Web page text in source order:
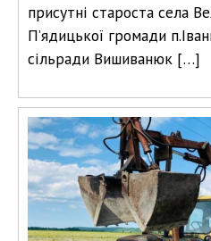
присутні староста села
П’ядицької громади
сільради Вишиванюк […]